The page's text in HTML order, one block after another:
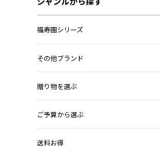
福寿園シリーズ
その他ブランド
贈り物を選ぶ
ご予算から選ぶ
送料お得